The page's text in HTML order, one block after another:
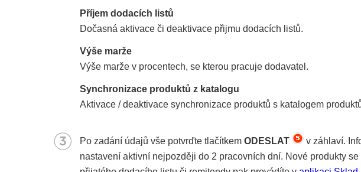
Příjem dodacích listů
Dočasná aktivace či deaktivace přijmu dodacích listů.
Výše marže
Výše marže v procentech, se kterou pracuje dodavatel.
Synchronizace produktů z katalogu
Aktivace / deaktivace synchronizace produktů s katalogem
Po zadání údajů vše potvrďte tlačítkem ODESLAT
v záhlaví.
nastavení aktivní nejpozději do 2 pracovních dní. Nové produkty